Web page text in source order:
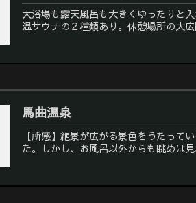
大浴場も露天風呂も大きくゆったりと
温サウナの２種類あり。休憩場所の大
馬曲温泉
【所感】絶景が広がる景色をうたって
た。しかし、お風呂以外からも眺めは